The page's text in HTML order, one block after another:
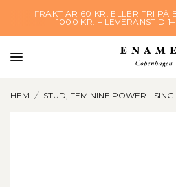
FRAKT ÄR 60 KR. ELLER FRI PÅ
1000 KR. – LEVERANSTID
HEM / STUD, FEMININE POWER -